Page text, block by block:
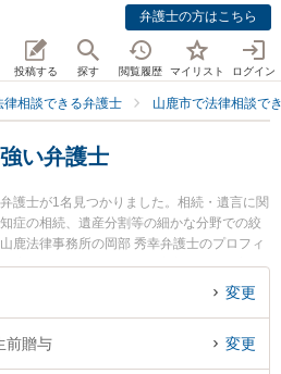
弁護士の方はこちら
投稿する 探す 閲覧履歴 マイリスト ログイン
律相談できる弁護士 山鹿市で法律相談で
い弁護士
護士が1名見つかりました。相続・遺言に関
症の相続、遺産分割等の細かな分野での絞
鹿法律事務所の岡部 秀幸弁護士のプロフィ
注目されています。『山鹿市で土日や夜間
すぐに弁護士に相談したい』『生前贈与の
変更
前贈与 変更